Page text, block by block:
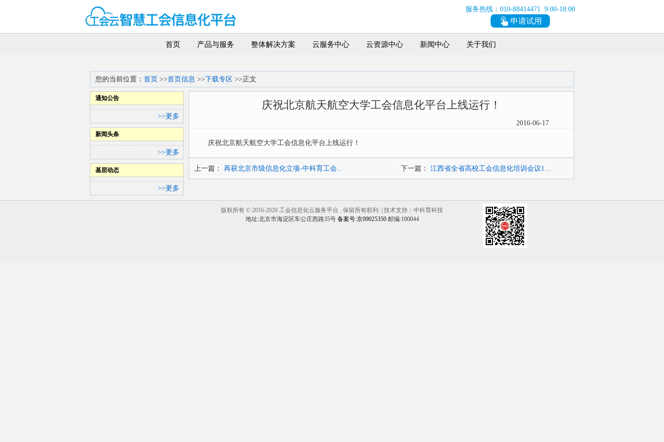
服务热线：010-88414471 9:00-18:00
申请试用
首页 产品与服务 整体解决方案 云服务中心 云资源中心 新闻中心 关于我们
您的当前位置： 首页 >>首页信息 >>下载专区 >>正文
通知公告
>>更多
新闻头条
>>更多
基层动态
>>更多
庆祝北京航天航空大学工会信息化平台上线运行！
2016-06-17
庆祝北京航天航空大学工会信息化平台上线运行！
上一篇： 再获北京市级信息化立项-中科育工会... 下一篇： 江西省全省高校工会信息化培训会议1...
版权所有 © 2016-2020 工会信息化云服务平台 . 保留所有权利. | 技术支持： 中科育科技
地址:北京市海淀区车公庄西路35号 备案号:京09025350邮编:100044